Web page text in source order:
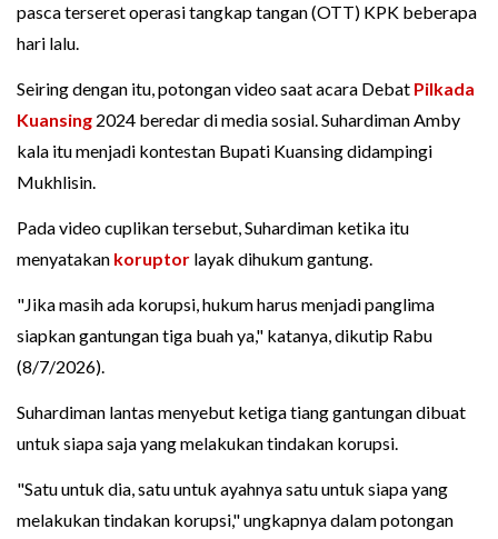
pasca terseret operasi tangkap tangan (OTT) KPK beberapa
hari lalu.
Seiring dengan itu, potongan video saat acara Debat Pilkada
Kuansing 2024 beredar di media sosial. Suhardiman Amby
kala itu menjadi kontestan Bupati Kuansing didampingi
Mukhlisin.
Pada video cuplikan tersebut, Suhardiman ketika itu
menyatakan koruptor layak dihukum gantung.
"Jika masih ada korupsi, hukum harus menjadi panglima
siapkan gantungan tiga buah ya," katanya, dikutip Rabu
(8/7/2026).
Suhardiman lantas menyebut ketiga tiang gantungan dibuat
untuk siapa saja yang melakukan tindakan korupsi.
"Satu untuk dia, satu untuk ayahnya satu untuk siapa yang
melakukan tindakan korupsi," ungkapnya dalam potongan